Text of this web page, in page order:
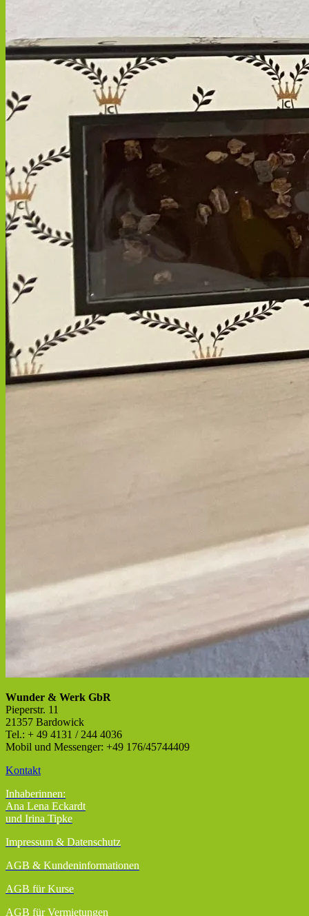
Wunder & Werk GbR
Pieperstr. 11
21357 Bardowick
Tel.: + 49 4131 / 244 4036
Mobil und Messenger: +49 176/45744409
Kontakt
Inhaberinnen:
Ana Lena Eckardt
und Irina Tipke
Impressum & Datenschutz
AGB & Kundeninformationen
AGB für Kurse
AGB für Vermietungen